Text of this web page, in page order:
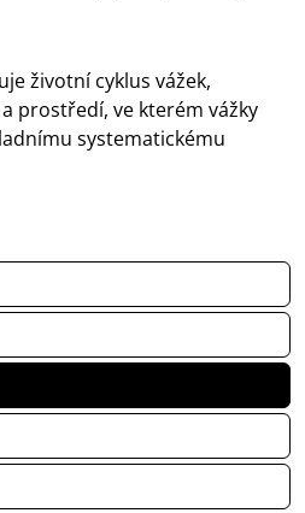
životní cyklus vážek,
prostředí, ve kterém vážky
systematickému